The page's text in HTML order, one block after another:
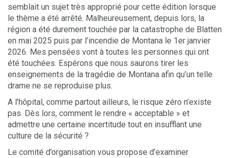
semblait un sujet très approprié pour cette édition lorsque
le thème a été arrêté. Malheureusement, depuis lors, la
région a été durement touchée par la catastrophe de Blatten
en mai 2025 puis par l’incendie de Montana le 1er janvier
2026. Mes pensées vont à toutes les personnes qui ont
été touchées. Espérons que nous saurons tirer les
enseignements de la tragédie de Montana afin qu’un telle
drame ne se reproduise plus.
A l’hôpital, comme partout ailleurs, le risque zéro n’existe
pas. Dès lors, comment le rendre « acceptable » et
admettre une certaine incertitude tout en insufflant une
culture de la sécurité ?
Le comité d’organisation vous propose d’examiner